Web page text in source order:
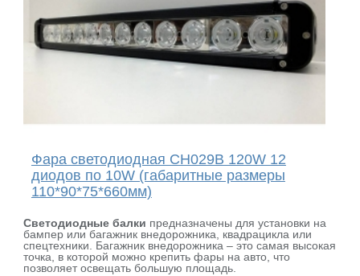
Фара светодиодная CH029B 120W 12
диодов по 10W (габаритные размеры
110*90*75*660мм)
Светодиодные балки предназначены для установки на
бампер или багажник внедорожника, квадрацикла или
спецтехники. Багажник внедорожника – это самая высокая
точка, в которой можно крепить фары на авто, что
позволяет освещать большую площадь.